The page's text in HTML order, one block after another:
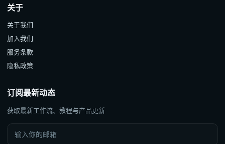
关于
关于我们
加入我们
服务条款
隐私政策
订阅最新动态
获取最新工作流、教程与产品更新